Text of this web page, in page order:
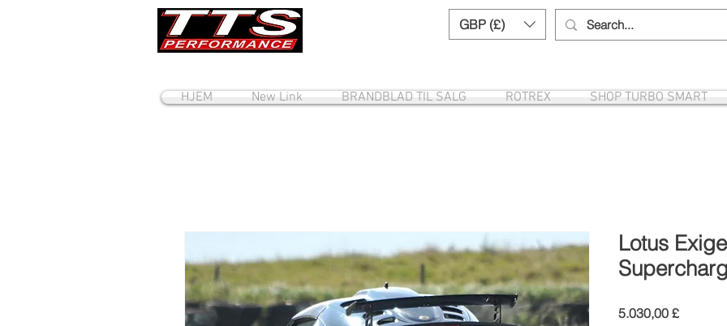
GBP (£)
HJEM New Link BRANDBLAD TIL SALG ROTREX SHOP TURBO SMART
Lotus
5.030,00 £Pris